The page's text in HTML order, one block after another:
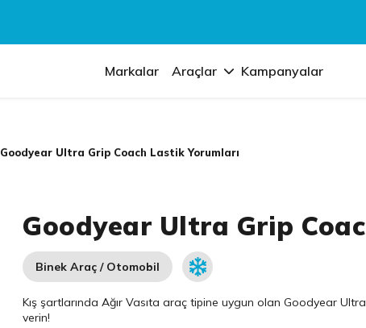
Markalar Araçlar Kampanyalar
Goodyear Ultra Grip Coach Lastik Yorumları
Goodyear Ultra Grip
Binek Araç / Otomobil
Kış şartlarında Ağır Vasıta araç tipine uygun olanGoodyear
verin!